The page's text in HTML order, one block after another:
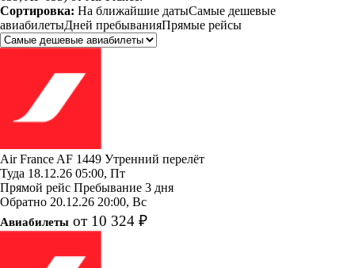
Сортировка: На ближайшие датыСамые дешевые
авиабилетыДней пребыванияПрямые рейсы
Air France AF 1449 Утренний перелёт
Туда 18.12.26 05:00, Пт
Прямой рейс Пребывание 3 дня
Обратно 20.12.26 20:00, Вс
Авиабилеты от 10 324 ₽